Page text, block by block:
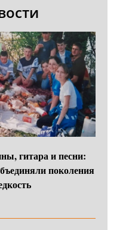
гитара и песни:
поколения